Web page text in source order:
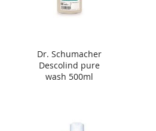
Dr. Schumacher
Descolind pure
wash 500ml